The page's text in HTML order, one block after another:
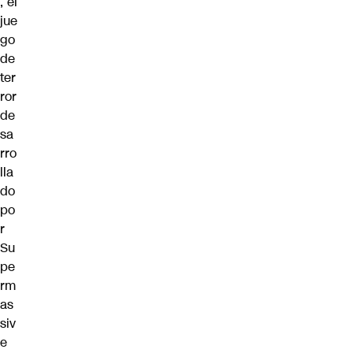
jue
go
de
ter
ror
de
sa
rro
lla
do
po
r
Su
pe
rm
as
siv
e